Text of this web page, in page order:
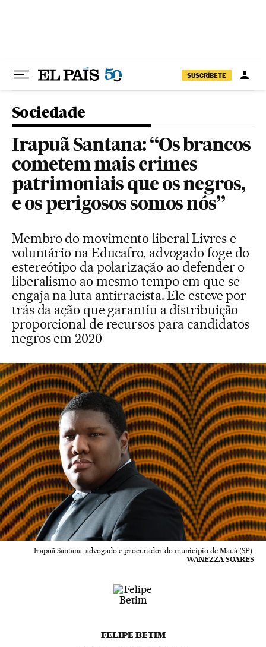
SUSCRÍBETE
Sociedade
Irapuã Santana: “Os brancos
cometem mais crimes
patrimoniais que os negros,
e os perigosos somos nós”
Membro do movimento liberal Livres e
voluntário na Educafro, advogado foge do
estereótipo da polarização ao defender o
liberalismo ao mesmo tempo em que se
engaja na luta antirracista. Ele esteve por
trás da ação que garantiu a distribuição
proporcional de recursos para candidatos
negros em 2020
Irapuã Santana, advogado e procurador do município de Mauá (SP).
WANEZZA SOARES
FELIPE BETIM